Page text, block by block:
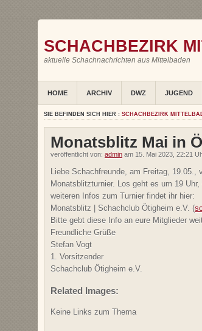
SCHACHBEZIRK
aktuelle Schachnachrichten aus Mittelbaden
HOME ARCHIV DWZ JUGEND
SIE BEFINDEN SICH HIER : SCHACHBEZIRK
Monatsblitz Mai in
veröffentlicht von: admin am 15. Mai 2023, 22:21
Liebe Schachfreunde, am Freitag, 19.05.,
Monatsblitzturnier. Los geht es um 19
weiteren Infos zum Turnier findet ihr hier:
Monatsblitz | Schachclub Ötigheim e.V. (
Bitte gebt diese Info an eure Mitglieder
Freundliche Grüße
Stefan Vogt
1. Vorsitzender
Schachclub Ötigheim e.V.
Related Images:
Keine Links zum Thema